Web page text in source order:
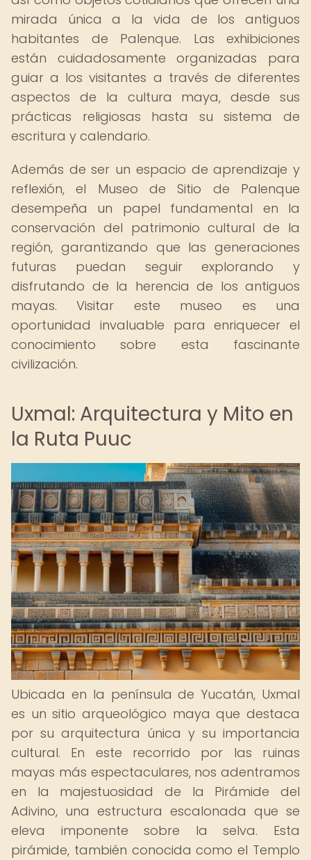
mirada única a la vida de los antiguos
habitantes de Palenque. Las exhibiciones
están cuidadosamente organizadas para
guiar a los visitantes a través de diferentes
aspectos de la cultura maya, desde sus
prácticas religiosas hasta su sistema de
escritura y calendario.
Además de ser un espacio de aprendizaje y
reflexión, el Museo de Sitio de Palenque
desempeña un papel fundamental en la
conservación del patrimonio cultural de la
región, garantizando que las generaciones
futuras puedan seguir explorando y
disfrutando de la herencia de los antiguos
mayas. Visitar este museo es una
oportunidad invaluable para enriquecer el
conocimiento sobre esta fascinante
civilización.
Uxmal: Arquitectura y Mito en
la Ruta Puuc
Ubicada en la península de Yucatán, Uxmal
es un sitio arqueológico maya que destaca
por su arquitectura única y su importancia
cultural. En este recorrido por las ruinas
mayas más espectaculares, nos adentramos
en la majestuosidad de la Pirámide del
Adivino, una estructura escalonada que se
eleva imponente sobre la selva. Esta
pirámide, también conocida como el Templo